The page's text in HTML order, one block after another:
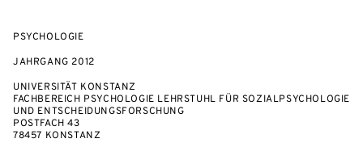
PSYCHOLOGIE
JAHRGANG 2012
UNIVERSITÄT KONSTANZ
FACHBEREICH PSYCHOLOGIE LEHRSTUHL FÜR SOZIALPSYCHOLOGIE
UND ENTSCHEIDUNGSFORSCHUNG
POSTFACH 43
78457 KONSTANZ